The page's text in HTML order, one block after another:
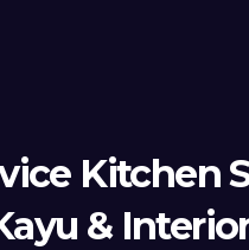
Kitchen
&